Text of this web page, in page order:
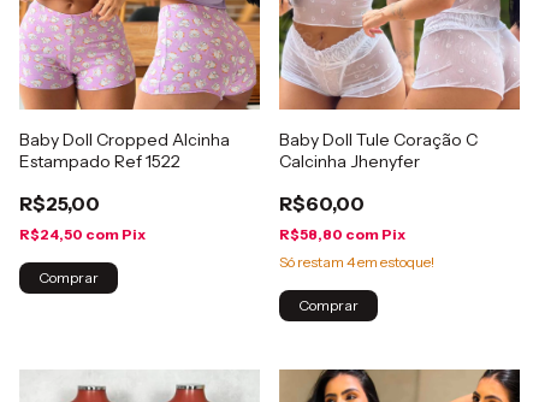
Baby Doll Cropped Alcinha
Estampado Ref 1522
R$25,00
R$24,50 com Pix
Comprar
Baby Doll Tule Coração C
Calcinha Jhenyfer
R$60,00
R$58,80 com Pix
Só restam 4em estoque!
Comprar